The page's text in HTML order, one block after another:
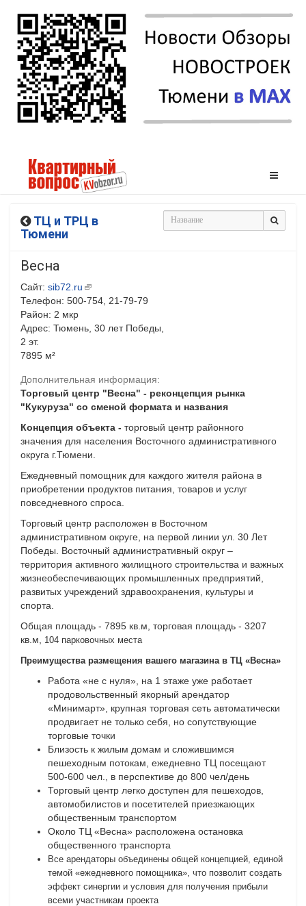
ТЦ и ТРЦ в
Тюмени
Весна
Сайт: sib72.ru
Телефон: 500-754, 21-79-79
Район: 2 мкр
Адрес: Тюмень, 30 лет Победы,
2 эт.
7895 м²
Дополнительная информация:
Торговый центр "Весна" - реконцепция рынка
"Кукуруза" со сменой формата и названия
Концепция объекта - торговый центр районного
значения для населения Восточного административного
округа г.Тюмени.
Ежедневный помощник для каждого жителя района в
приобретении продуктов питания, товаров и услуг
повседневного спроса.
Торговый центр расположен в Восточном
административном округе, на первой линии ул. 30 Лет
Победы. Восточный административный округ –
территория активного жилищного строительства и важных
жизнеобеспечивающих промышленных предприятий,
развитых учреждений здравоохранения, культуры и
спорта.
Общая площадь - 7895 кв.м, торговая площадь - 3207
кв.м, 104 парковочных места
Преимущества размещения вашего магазина в ТЦ «Весна»
Работа «не с нуля», на 1 этаже уже работает
продовольственный якорный арендатор
«Минимарт», крупная торговая сеть автоматически
продвигает не только себя, но сопутствующие
торговые точки
Близость к жилым домам и сложившимся
пешеходным потокам, ежедневно ТЦ посещают
500-600 чел., в перспективе до 800 чел/день
Торговый центр легко доступен для пешеходов,
автомобилистов и посетителей приезжающих
общественным транспортом
Около ТЦ «Весна» расположена остановка
общественного транспорта
Все арендаторы объединены общей концепцией, единой
темой «ежедневного помощника», что позволит создать
эффект синергии и условия для получения прибыли
всеми участникам проекта